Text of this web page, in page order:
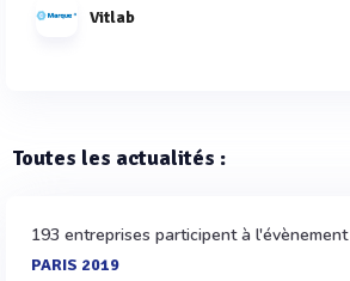
Vitlab
Toutes les actualités :
193 entreprises participent à l'évènement
PARIS 2019